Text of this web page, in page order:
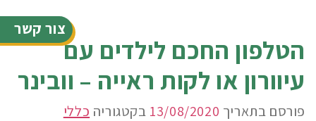
צור קשר
הטלפון החכם לילדים עם
עיוורון או לקות ראייה – וובינר
פורסם בתאריך 13/08/2020 בקטגוריה כללי